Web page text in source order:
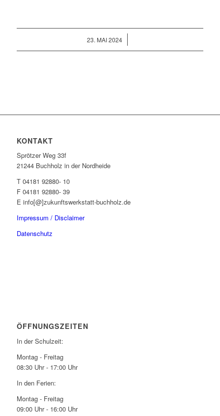
23. MAI 2024
/
KONTAKT
Sprötzer Weg 33f
21244 Buchholz in der Nordheide
T 04181 92880- 10
F 04181 92880- 39
E info[@]zukunftswerkstatt-buchholz.de
Impressum / Disclaimer
Datenschutz
ÖFFNUNGSZEITEN
In der Schulzeit:
Montag - Freitag
08:30 Uhr - 17:00 Uhr
In den Ferien:
Montag - Freitag
09:00 Uhr - 16:00 Uhr